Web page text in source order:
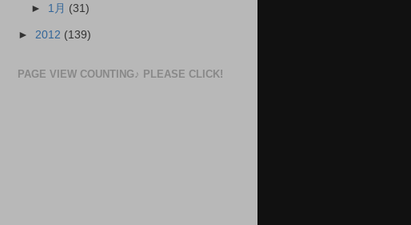
► 1月 (31)
► 2012 (139)
PAGE VIEW COUNTING♪ PLEASE CLICK!